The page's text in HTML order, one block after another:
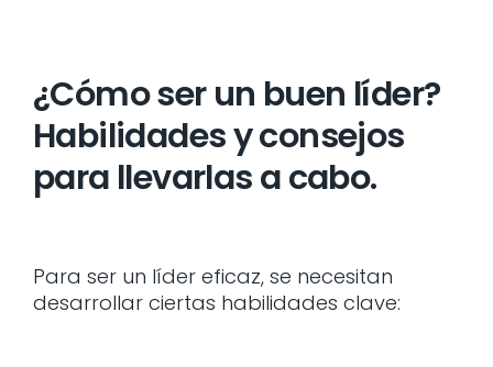
¿Cómo ser un buen líder?
Habilidades y consejos
para llevarlas a cabo.
Para ser un líder eficaz, se necesitan
desarrollar ciertas habilidades clave: